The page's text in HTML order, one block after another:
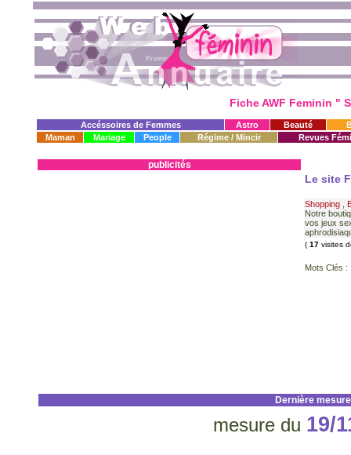
Fiche AWF Feminin "
Accéssoires de Femmes Astro Beauté
Maman
Mariage People Régime / Mincir Revues
publicités
Le site
Shopping
Notre
vos jeux
( 17 visites
Mots Clés :
Dernière mesure
mesure du 19/